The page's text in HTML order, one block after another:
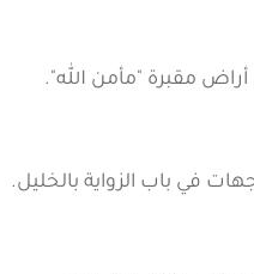
أراض مقبرة "مأمن الله".